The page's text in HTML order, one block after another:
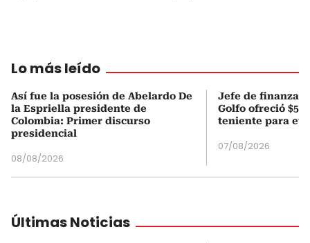
Lo más leído
Así fue la posesión de Abelardo De
la Espriella presidente de
Colombia: Primer discurso
presidencial
08/08/2026
Jefe de finanzas
Golfo ofreció
teniente para
07/08/2026
Últimas Noticias